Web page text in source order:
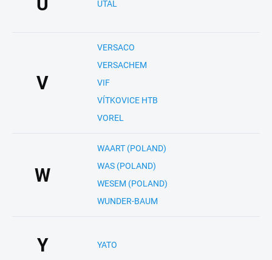
UTAL
V
VERSACO
VERSACHEM
VIF
VÍTKOVICE HTB
VOREL
W
WAART (POLAND)
WAS (POLAND)
WESEM (POLAND)
WUNDER-BAUM
Y YATO